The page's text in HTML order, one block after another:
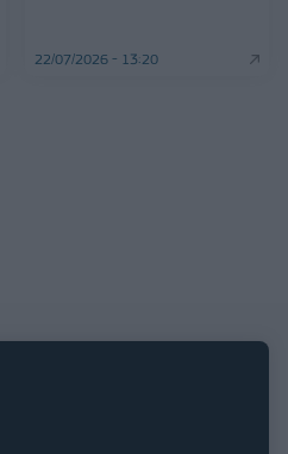
22/07/2026 - 13:20